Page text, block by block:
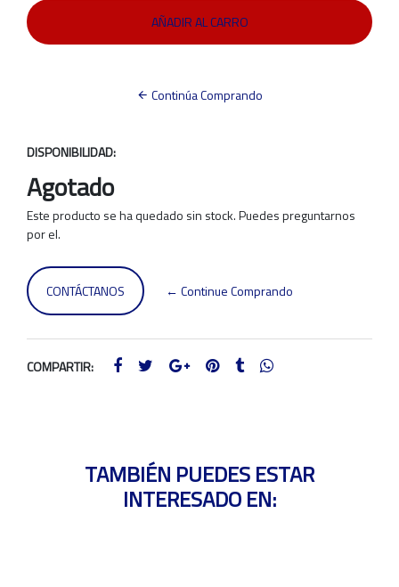
Continúa Comprando
DISPONIBILIDAD:
Agotado
Este producto se ha quedado sin stock. Puedes preguntarnos
por el.
CONTÁCTANOS ← Continue Comprando
COMPARTIR:
TAMBIÉN PUEDES ESTAR
INTERESADO EN: